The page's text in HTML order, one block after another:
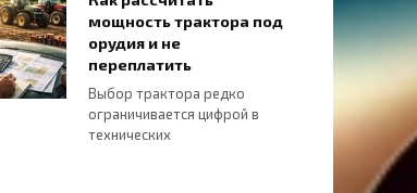
мощность трактора под
орудия и не
переплатить
Выбор трактора редко
ограничивается цифрой в
технических